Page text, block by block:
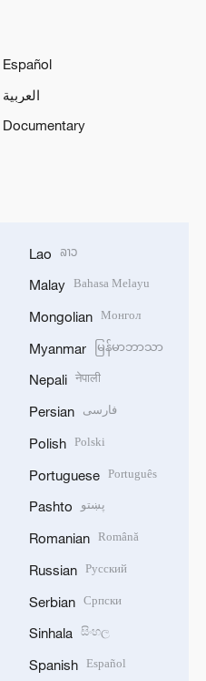
Español
العربية
Documentary
Lao ລາວ
Malay Bahasa Melayu
Mongolian Монгол
Myanmar မြန်မာဘာသာ
Nepali नेपाली
Persian فارسی
Polish Polski
Portuguese Português
Pashto پښتو
Romanian Română
Russian Русский
Serbian Српски
Sinhala සිංහල
Spanish Español